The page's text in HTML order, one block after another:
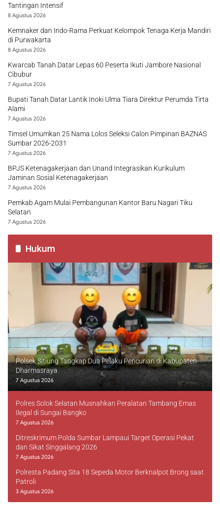
Tantingan Intensif
8 Agustus 2026
Kemnaker dan Indo-Rama Perkuat Kelompok Tenaga Kerja Mandiri
di Purwakarta
8 Agustus 2026
Kwarcab Tanah Datar Lepas 60 Peserta Ikuti Jambore Nasional
Cibubur
7 Agustus 2026
Bupati Tanah Datar Lantik Inoki Ulma Tiara Direktur Perumda Tirta
Alami
7 Agustus 2026
Timsel Umumkan 25 Nama Lolos Seleksi Calon Pimpinan BAZNAS
Sumbar 2026-2031
7 Agustus 2026
BPJS Ketenagakerjaan dan Unand Integrasikan Kurikulum
Jaminan Sosial Ketenagakerjaan
7 Agustus 2026
Pemkab Agam Mulai Pembangunan Kantor Baru Nagari Tiku
Selatan
7 Agustus 2026
Hukum
Polsek Sitiung Tangkap Dua Pelaku Pencurian di Kabupaten
Dharmasraya
7 Agustus 2026
Polres Solok Selatan Musnahkan Peralatan Tambang Emas
Ilegal di Sungai Bangko
7 Agustus 2026
Ditreskrimum Polda Sumbar Lampaui Target Operasi Pekat
dan Sikat Singgalang 2026
7 Agustus 2026
Polresta Padang Sita 18 Sepeda Motor Berknalpot Brong saat
Patroli
3 Agustus 2026